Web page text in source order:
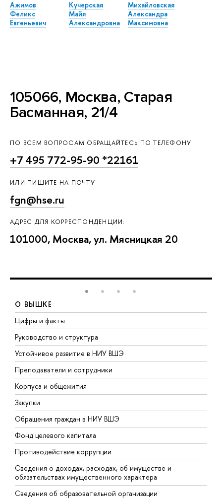
Ажимов
Феликс
Евгеньевич
Кучерская
Майя
Александровна
Михайловская
Александра
Максимовна
105066, Москва, Старая
Басманная, 21/4
ПО ВСЕМ ВОПРОСАМ ОБРАЩАЙТЕСЬ ПО ТЕЛЕФОНУ
+7 495 772-95-90 *22161
ИЛИ ПИШИТЕ НА ПОЧТУ
fgn@hse.ru
АДРЕС ДЛЯ КОРРЕСПОНДЕНЦИИ:
101000, Москва, ул. Мясницкая 20
О ВЫШКЕ
Цифры и факты
Руководство и структура
Устойчивое развитие в НИУ ВШЭ
Преподаватели и сотрудники
Корпуса и общежития
Закупки
Обращения граждан в НИУ ВШЭ
Фонд целевого капитала
Противодействие коррупции
Сведения о доходах, расходах, об имуществе и
обязательствах имущественного характера
Сведения об образовательной организации